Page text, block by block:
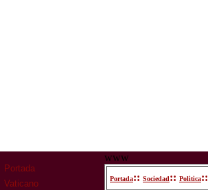
Portada
Vaticano
www
Portada:: Sociedad:: Politica::